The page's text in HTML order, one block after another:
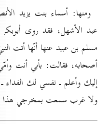
ومنها: أسماء بنت يزيد
عبد الأشهل، فقد روى
مسلم بن عبيد عنها أنّها أتت
أصحابه، فقالت: بأبي أنت واُمّي
إليك وأعلم ـ نفسي لك
ولا غرب سمعت بمخرجي هذا